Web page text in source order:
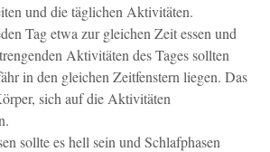
und die täglichen Aktivitäten.
Tag etwa zur gleichen Zeit essen und
Aktivitäten des Tages sollten
in den gleichen Zeitfenstern liegen. Das
sich auf die Aktivitäten
sollte es hell sein und Schlafphasen